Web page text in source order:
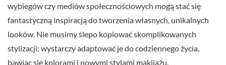
wybiegów czy mediów społecznościowych mogą stać się
fantastyczną inspiracją do tworzenia własnych, unikalnych
looków. Nie musimy ślepo kopiować skomplikowanych
stylizacji; wystarczy adaptować je do codziennego życia,
bawiąc się kolorami i nowymi stylami makijażu.